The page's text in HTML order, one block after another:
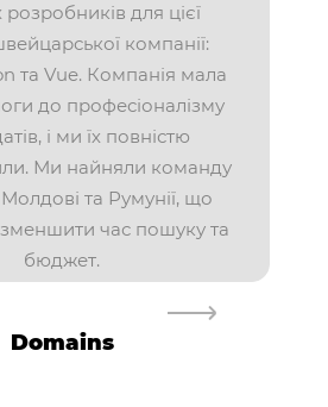
для цієї
компанії:
та Vue. Компанія мала
до професіоналізму
і ми їх повністю
Ми найняли команду
Молдові та Румунії, що
час пошуку та
бюджет.
Domains